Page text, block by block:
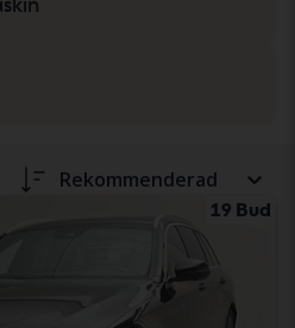
Rekommenderad
19 Bud